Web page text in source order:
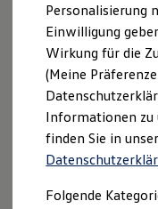
Master-
Jobs in
Absolventen
StartUp
Jobs in
Jobs in
Personalisierung
Einwilligung
Wirkung für die
(Meine
Informationen zu
finden Sie in
Folgende